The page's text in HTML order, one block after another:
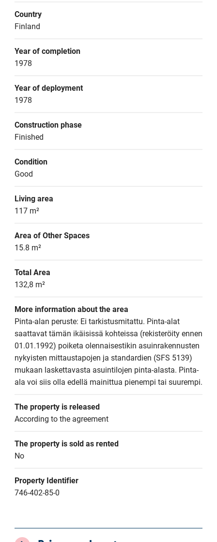
Country
Finland
Year of completion
1978
Year of deployment
1978
Construction phase
Finished
Condition
Good
Living area
117 m²
Area of Other Spaces
15.8 m²
Total Area
132,8 m²
More information about the area
Pinta-alan peruste: Ei tarkistusmitattu. Pinta-alat
saattavat tämän ikäisissä kohteissa (rekisteröity ennen
01.01.1992) poiketa olennaisestikin asuinrakennusten
nykyisten mittaustapojen ja standardien (SFS 5139)
mukaan laskettavasta asuintilojen pinta-alasta. Pinta-
ala voi siis olla edellä mainittua pienempi tai suurempi.
The property is released
According to the agreement
The property is sold as rented
No
Property Identifier
746-402-85-0